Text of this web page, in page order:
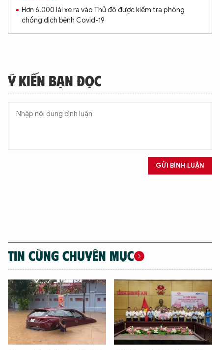
Hơn 6.000 lái xe ra vào Thủ đô được kiểm tra phòng
chống dịch bệnh Covid-19
Ý KIẾN BẠN ĐỌC
GỬI BÌNH LUẬN
TIN CÙNG CHUYÊN MỤC
XIN CHÀO,
TÔI LÀ CHATBOT CỦA
An Ninh Thủ Đô nhé. Tôi sẵn sàng hỗ trợ!